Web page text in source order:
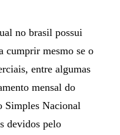
no brasil possui
cumprir mesmo se o
entre algumas
mensal do
Simples Nacional
devidos pelo